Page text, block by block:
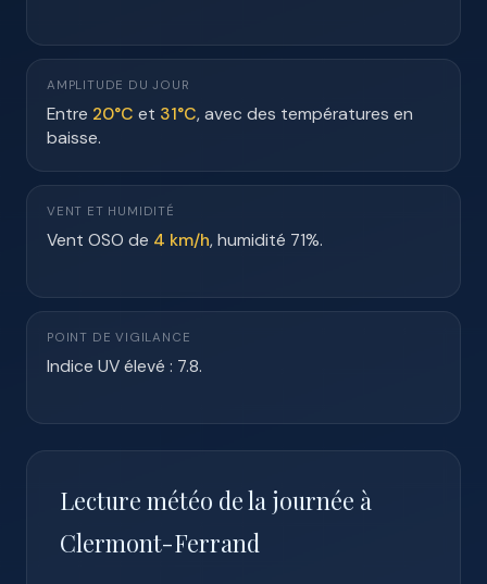
AMPLITUDE DU JOUR
Entre 20°C et 31°C, avec des températures en
baisse.
VENT ET HUMIDITÉ
Vent OSO de 4 km/h, humidité 71%.
POINT DE VIGILANCE
Indice UV élevé : 7.8.
Lecture météo de la journée à
Clermont-Ferrand